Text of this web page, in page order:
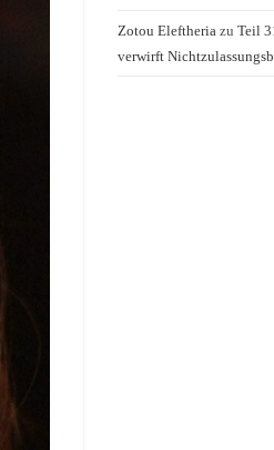
Zotou Eleftheria zu Teil
verwirft